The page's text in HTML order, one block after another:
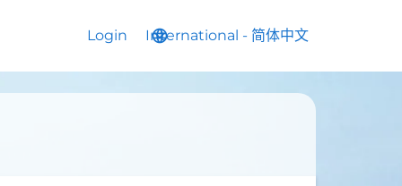
Login language
International - 简体中文
keyboard_arrow_down